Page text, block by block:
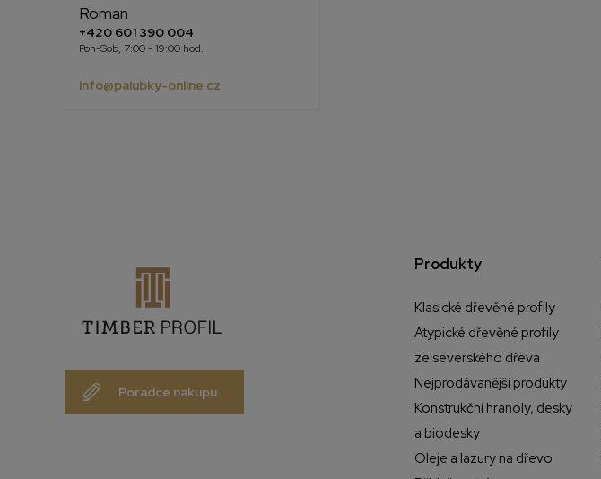
Roman
+420 601 390 004
Pon-Sob, 7:00 - 19:00 hod.
info@palubky-online.cz
Poradce nákupu
Produkty
Klasické dřevěné profily
Atypické dřevěné profily
ze severského dřeva
Nejprodávanější produkty
Konstrukční hranoly, desky
a biodesky
Oleje a lazury na dřevo